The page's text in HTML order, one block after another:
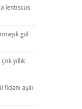
lentiscus
gül
yıllık
aşılı